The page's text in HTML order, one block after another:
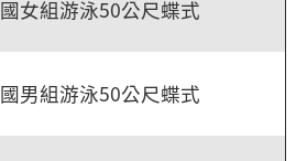
國女組游泳50公尺蝶式
國男組游泳50公尺蝶式